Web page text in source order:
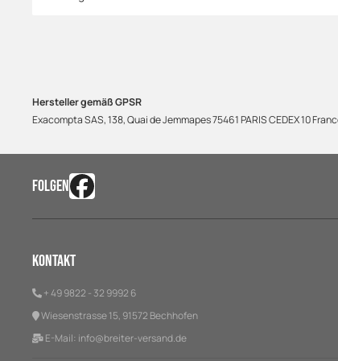
Hersteller gemäß GPSR
Exacompta SAS, 138, Quai de Jemmapes 75461 PARIS CEDEX 10
FOLGEN
Kontakt
+ 49 9822 - 32 9992 6
Wiesenstrasse 15, 91572 Bechhofen
E-Mail: info@breiter-versand.de